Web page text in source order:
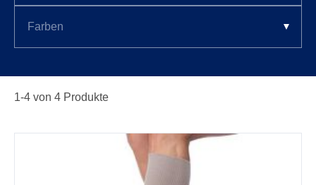
1-4 von 4 Produkte